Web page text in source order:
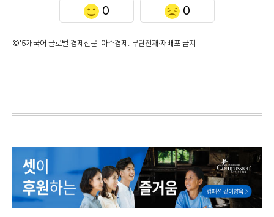
0 0
©'5개국어 글로벌 경제신문' 아주경제. 무단전재·재배포 금지